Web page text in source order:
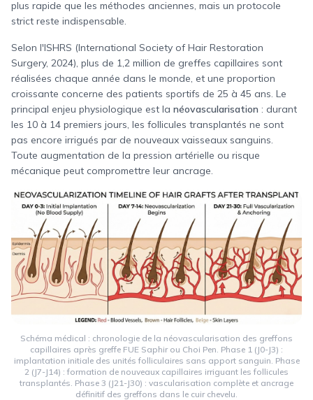
plus rapide que les méthodes anciennes, mais un protocole
strict reste indispensable.
Selon l'ISHRS (International Society of Hair Restoration
Surgery, 2024), plus de 1,2 million de greffes capillaires sont
réalisées chaque année dans le monde, et une proportion
croissante concerne des patients sportifs de 25 à 45 ans. Le
principal enjeu physiologique est la néovascularisation : durant
les 10 à 14 premiers jours, les follicules transplantés ne sont
pas encore irrigués par de nouveaux vaisseaux sanguins.
Toute augmentation de la pression artérielle ou risque
mécanique peut compromettre leur ancrage.
Schéma médical : chronologie de la néovascularisation des greffons
capillaires après greffe FUE Saphir ou Choi Pen. Phase 1 (J0-J3) :
implantation initiale des unités folliculaires sans apport sanguin. Phase
2 (J7-J14) : formation de nouveaux capillaires irriguant les follicules
transplantés. Phase 3 (J21-J30) : vascularisation complète et ancrage
définitif des greffons dans le cuir chevelu.